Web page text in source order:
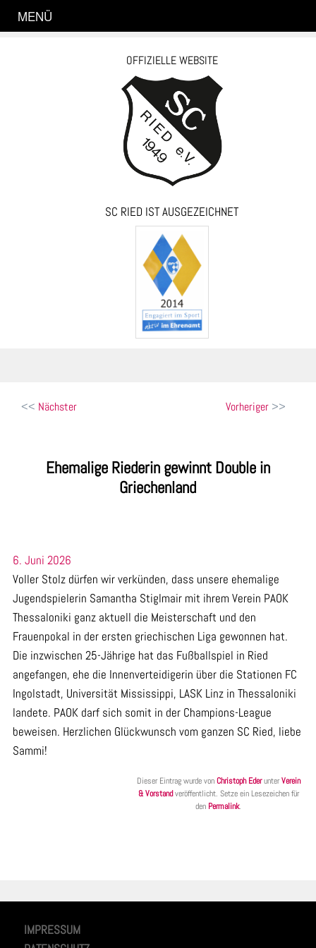
OFFIZIELLE WEBSITE
SC RIED IST AUSGEZEICHNET
MENÜ
Beitragsnavigation Vorheriger
Nächster
Ehemalige Riederin gewinnt Double in
Griechenland
6. Juni 2026
Voller Stolz dürfen wir verkünden, dass unsere ehemalige
Jugendspielerin Samantha Stiglmair mit ihrem Verein PAOK
Thessaloniki ganz aktuell die Meisterschaft und den
Frauenpokal in der ersten griechischen Liga gewonnen hat.
Die inzwischen 25-Jährige hat das Fußballspiel in Ried
angefangen, ehe die Innenverteidigerin über die Stationen FC
Ingolstadt, Universität Mississippi, LASK Linz in Thessaloniki
landete. PAOK darf sich somit in der Champions-League
beweisen. Herzlichen Glückwunsch vom ganzen SC Ried, liebe
Sammi!
Dieser Eintrag wurde vonChristoph EderunterVerein
& Vorstandveröffentlicht. Setze ein Lesezeichen für
den Permalink.
IMPRESSUM